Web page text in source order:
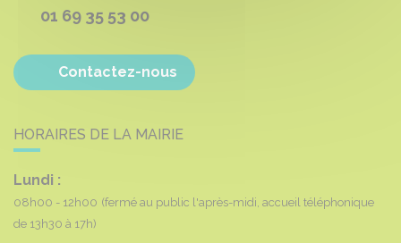
01 69 35 53 00
Contactez-nous
HORAIRES DE LA MAIRIE
Lundi :
08h00 - 12h00 (fermé au public l'après-midi, accueil téléphonique
de 13h30 à 17h)